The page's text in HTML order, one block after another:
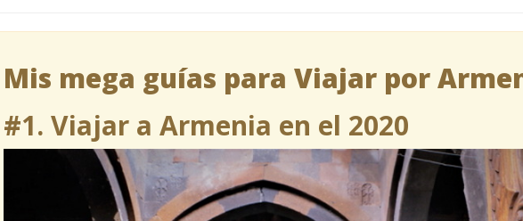
Mis mega guías para Viajar por
#1. Viajar a Armenia en el 2020